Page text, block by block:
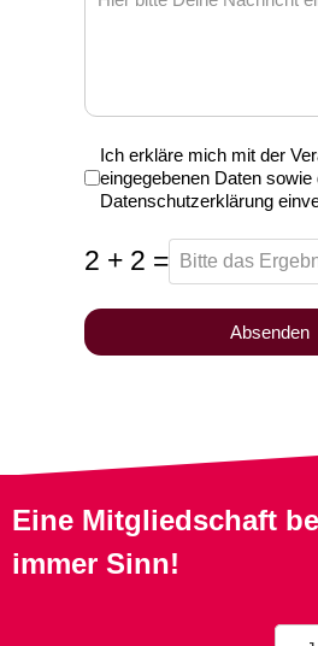
Erklärung zur
Ich erkläre mich mit der
eingegebenen Daten sowie
Datenschutzerklärung
2 + 2 =
Absenden
Eine Mitgliedschaft
immer Sinn!